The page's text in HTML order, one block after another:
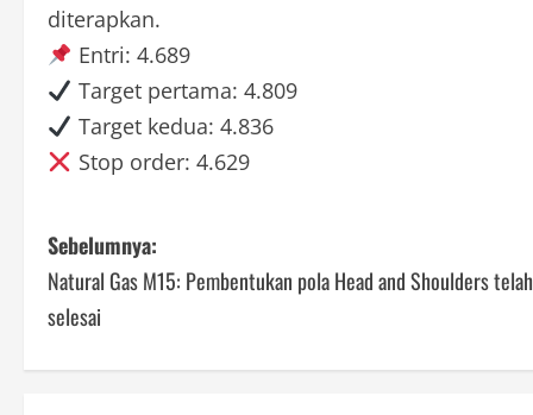
diterapkan.
Entri: 4.689
Target pertama: 4.809
Target kedua: 4.836
Stop order: 4.629
P
o
Sebelumnya:
Natural Gas M15: Pembentukan pola Head and Shoulders telah
selesai